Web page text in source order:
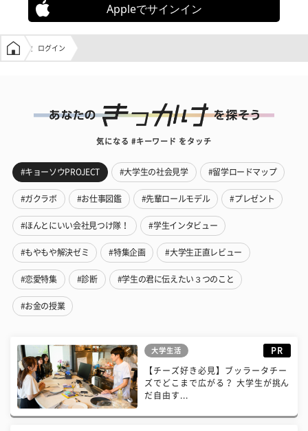
Appleでサインイン
学生の窓口トップ
ログイン
気になる #キーワード をタッチ
#キョーソウPROJECT #大学生の社会見学 #留学ロードマップ
#ガクラボ #お仕事図鑑 #先輩ロールモデル #プレゼント
#ほんとにいい会社見つけ隊！ #学生インタビュー
#もやもや解決ゼミ #特集企画 #大学生正直レビュー
#恋愛特集 #診断 #学生の君に伝えたい３つのこと
#お金の授業
大学生活 PR
【チーズ好き必見】ブッラータチー
ズでどこまで広がる？ 大学生が挑ん
だ自由す...